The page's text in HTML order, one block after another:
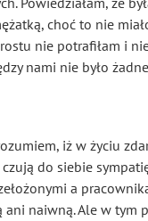
choć to nie
nie potrafiłam i
nami nie było
iż w życiu
do siebie
a
ani naiwną. Ale w tym